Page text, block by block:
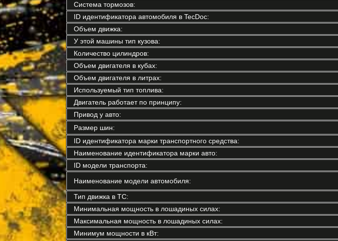
Система тормозов:
ID идентификатора автомобиля в TecDoc:
Объем движка:
У этой машины тип кузова:
Количество цилиндров:
Объем двигателя в кубах:
Объем двигателя в литрах:
Используемый тип топлива:
Двигатель работает по принципу:
Привод у авто:
Размер шин:
ID идентификатора марки транспортного средства:
Наименование идентификатора марки авто:
ID модели транспорта:
Наименование модели автомобиля:
Тип движка в ТС:
Минимальная мощность в лошадиных силах:
Максимальная мощность в лошадиных силах:
Минимум мощности в кВт: